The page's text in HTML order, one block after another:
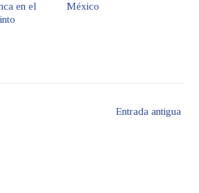
en el
México
Entrada antigua